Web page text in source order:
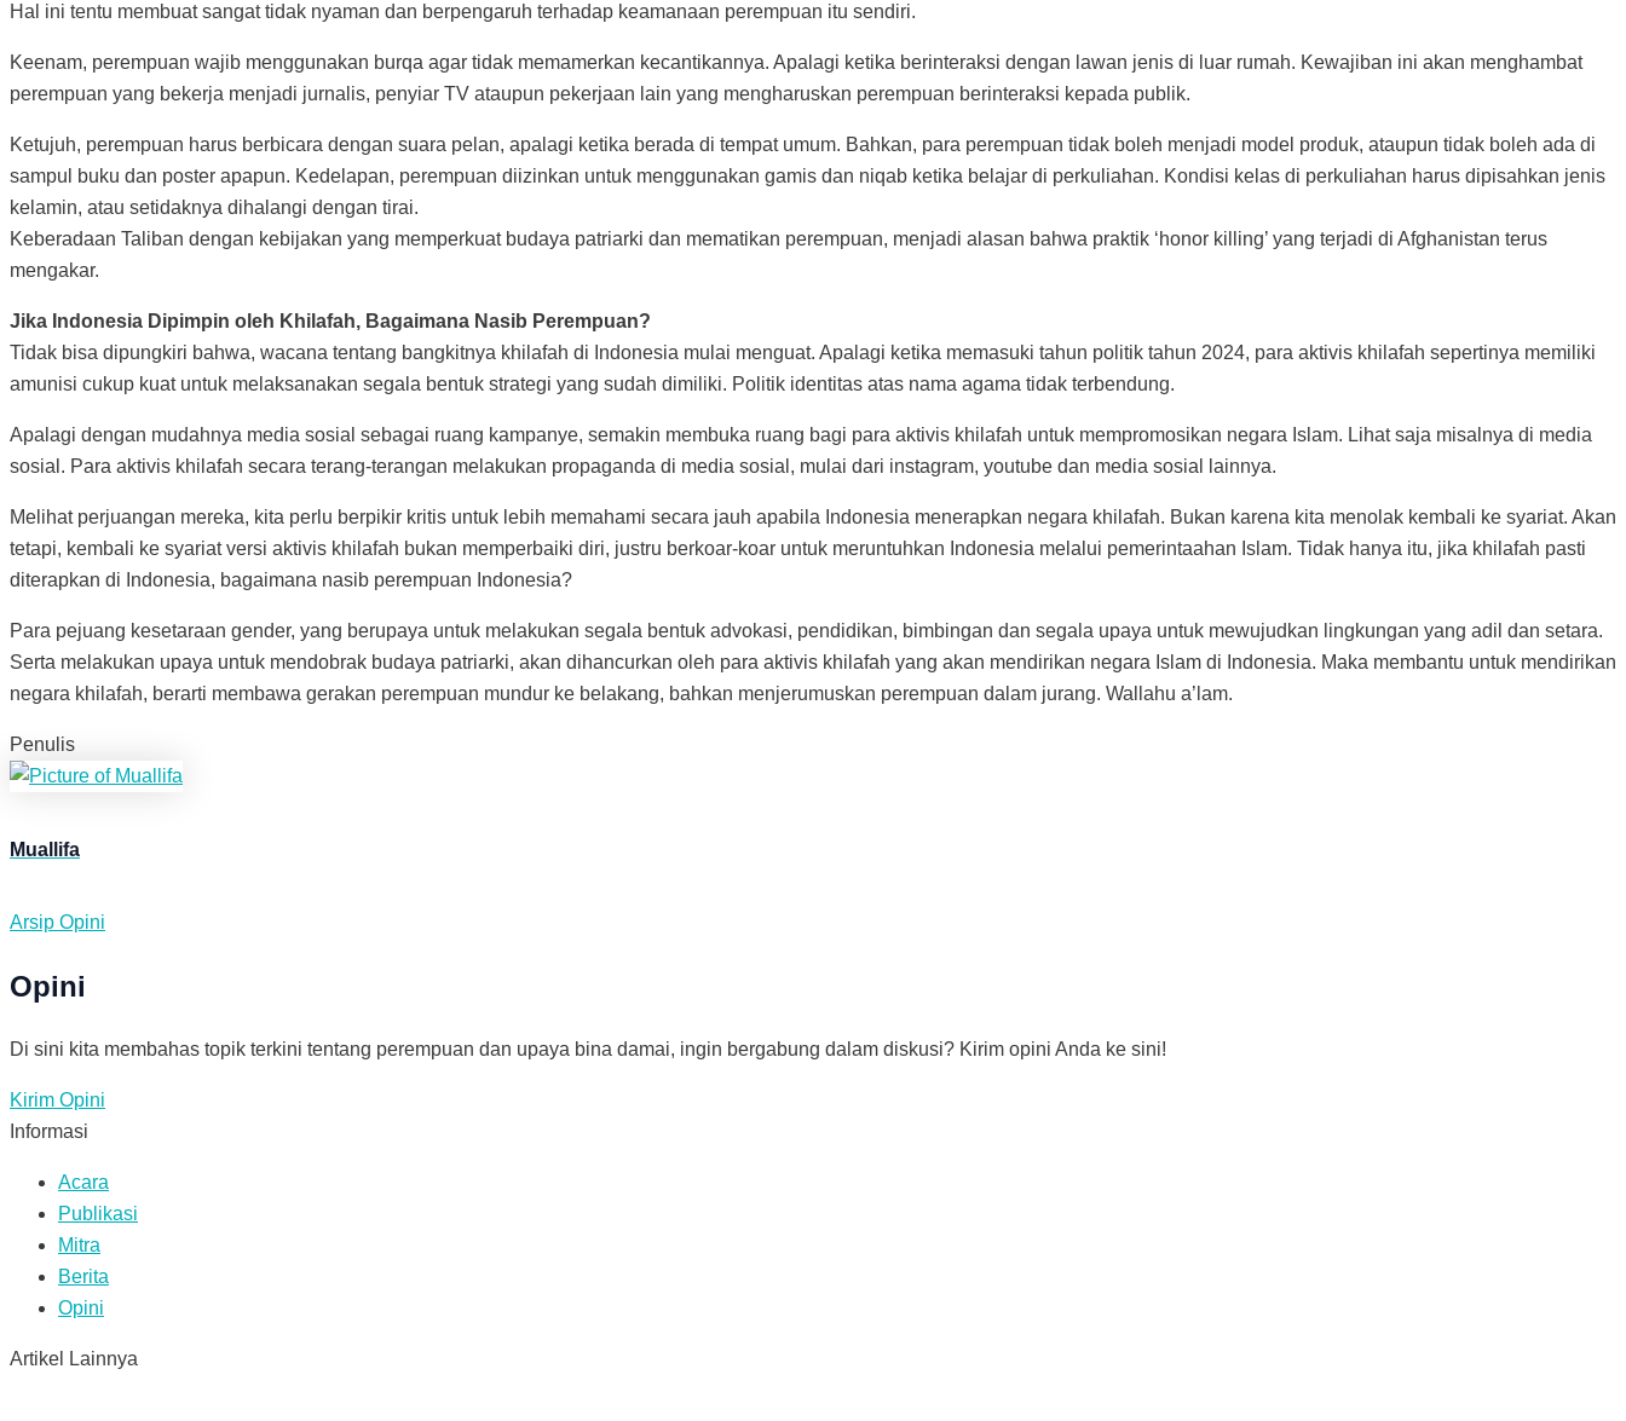
Hal ini tentu membuat sangat tidak nyaman dan berpengaruh terhadap keamanaan perempuan itu sendiri.
Keenam, perempuan wajib menggunakan burqa agar tidak memamerkan kecantikannya. Apalagi ketika berinteraksi dengan lawan jenis di luar rumah. Kewajiban ini akan menghambat
perempuan yang bekerja menjadi jurnalis, penyiar TV ataupun pekerjaan lain yang mengharuskan perempuan berinteraksi kepada publik.
Ketujuh, perempuan harus berbicara dengan suara pelan, apalagi ketika berada di tempat umum. Bahkan, para perempuan tidak boleh menjadi model produk, ataupun tidak boleh ada di
sampul buku dan poster apapun. Kedelapan, perempuan diizinkan untuk menggunakan gamis dan niqab ketika belajar di perkuliahan. Kondisi kelas di perkuliahan harus dipisahkan jenis
kelamin, atau setidaknya dihalangi dengan tirai.
Keberadaan Taliban dengan kebijakan yang memperkuat budaya patriarki dan mematikan perempuan, menjadi alasan bahwa praktik ‘honor killing’ yang terjadi di Afghanistan terus
mengakar.
Jika Indonesia Dipimpin oleh Khilafah, Bagaimana Nasib Perempuan?
Tidak bisa dipungkiri bahwa, wacana tentang bangkitnya khilafah di Indonesia mulai menguat. Apalagi ketika memasuki tahun politik tahun 2024, para aktivis khilafah sepertinya memiliki
amunisi cukup kuat untuk melaksanakan segala bentuk strategi yang sudah dimiliki. Politik identitas atas nama agama tidak terbendung.
Apalagi dengan mudahnya media sosial sebagai ruang kampanye, semakin membuka ruang bagi para aktivis khilafah untuk mempromosikan negara Islam. Lihat saja misalnya di media
sosial. Para aktivis khilafah secara terang-terangan melakukan propaganda di media sosial, mulai dari instagram, youtube dan media sosial lainnya.
Melihat perjuangan mereka, kita perlu berpikir kritis untuk lebih memahami secara jauh apabila Indonesia menerapkan negara khilafah. Bukan karena kita menolak kembali ke syariat. Akan
tetapi, kembali ke syariat versi aktivis khilafah bukan memperbaiki diri, justru berkoar-koar untuk meruntuhkan Indonesia melalui pemerintaahan Islam. Tidak hanya itu, jika khilafah pasti
diterapkan di Indonesia, bagaimana nasib perempuan Indonesia?
Para pejuang kesetaraan gender, yang berupaya untuk melakukan segala bentuk advokasi, pendidikan, bimbingan dan segala upaya untuk mewujudkan lingkungan yang adil dan setara.
Serta melakukan upaya untuk mendobrak budaya patriarki, akan dihancurkan oleh para aktivis khilafah yang akan mendirikan negara Islam di Indonesia. Maka membantu untuk mendirikan
negara khilafah, berarti membawa gerakan perempuan mundur ke belakang, bahkan menjerumuskan perempuan dalam jurang. Wallahu a’lam.
Penulis
Muallifa
Arsip Opini
Opini
Di sini kita membahas topik terkini tentang perempuan dan upaya bina damai, ingin bergabung dalam diskusi? Kirim opini Anda ke sini!
Kirim Opini
Informasi
Acara
Publikasi
Mitra
Berita
Opini
Artikel Lainnya